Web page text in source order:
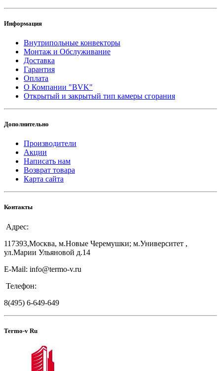
Информация
Внутрипольные конвекторы
Монтаж и Обслуживание
Доставка
Гарантия
Оплата
О Компании "BVK"
Открытый и закрытый тип камеры сгорания
Дополнительно
Производители
Акции
Написать нам
Возврат товара
Карта сайта
Контакты
Адрес:
117393,Москва, м.Новые Черемушки; м.Университет ,
ул.Марии Ульяновой д.14
E-Mail: info@termo-v.ru
Телефон:
8(495) 6-649-649
Termo-v Ru